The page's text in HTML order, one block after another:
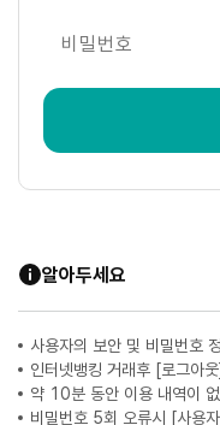
비밀번호
알아두세요
사용자의 보안 및 비밀번호
인터넷뱅킹 거래후 [로그아
약 10분 동안 이용 내역이
비밀번호 5회 오류시 [사용